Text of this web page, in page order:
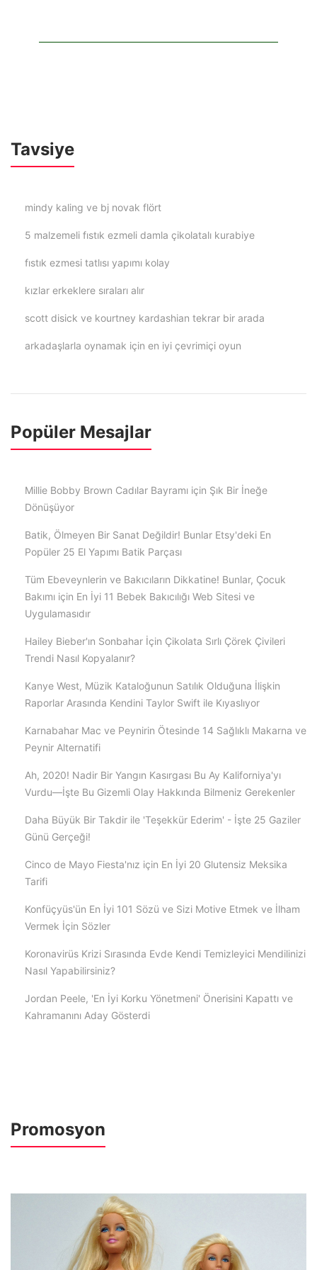
Tavsiye
mindy kaling ve bj novak flört
5 malzemeli fıstık ezmeli damla çikolatalı kurabiye
fıstık ezmesi tatlısı yapımı kolay
kızlar erkeklere sıraları alır
scott disick ve kourtney kardashian tekrar bir arada
arkadaşlarla oynamak için en iyi çevrimiçi oyun
Popüler Mesajlar
Millie Bobby Brown Cadılar Bayramı için Şık Bir İneğe
Dönüşüyor
Batik, Ölmeyen Bir Sanat Değildir! Bunlar Etsy'deki En
Popüler 25 El Yapımı Batik Parçası
Tüm Ebeveynlerin ve Bakıcıların Dikkatine! Bunlar, Çocuk
Bakımı için En İyi 11 Bebek Bakıcılığı Web Sitesi ve
Uygulamasıdır
Hailey Bieber'ın Sonbahar İçin Çikolata Sırlı Çörek Çivileri
Trendi Nasıl Kopyalanır?
Kanye West, Müzik Kataloğunun Satılık Olduğuna İlişkin
Raporlar Arasında Kendini Taylor Swift ile Kıyaslıyor
Karnabahar Mac ve Peynirin Ötesinde 14 Sağlıklı Makarna ve
Peynir Alternatifi
Ah, 2020! Nadir Bir Yangın Kasırgası Bu Ay Kaliforniya'yı
Vurdu—İşte Bu Gizemli Olay Hakkında Bilmeniz Gerekenler
Daha Büyük Bir Takdir ile 'Teşekkür Ederim' - İşte 25 Gaziler
Günü Gerçeği!
Cinco de Mayo Fiesta'nız için En İyi 20 Glutensiz Meksika
Tarifi
Konfüçyüs'ün En İyi 101 Sözü ve Sizi Motive Etmek ve İlham
Vermek İçin Sözler
Koronavirüs Krizi Sırasında Evde Kendi Temizleyici Mendilinizi
Nasıl Yapabilirsiniz?
Jordan Peele, 'En İyi Korku Yönetmeni' Önerisini Kapattı ve
Kahramanını Aday Gösterdi
Promosyon